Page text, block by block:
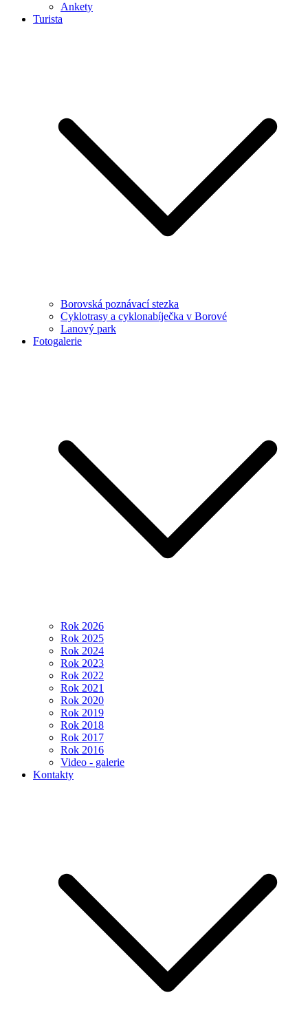
Ankety
Turista
Borovská poznávací stezka
Cyklotrasy a cyklonabíječka v Borové
Lanový park
Fotogalerie
Rok 2026
Rok 2025
Rok 2024
Rok 2023
Rok 2022
Rok 2021
Rok 2020
Rok 2019
Rok 2018
Rok 2017
Rok 2016
Video - galerie
Kontakty